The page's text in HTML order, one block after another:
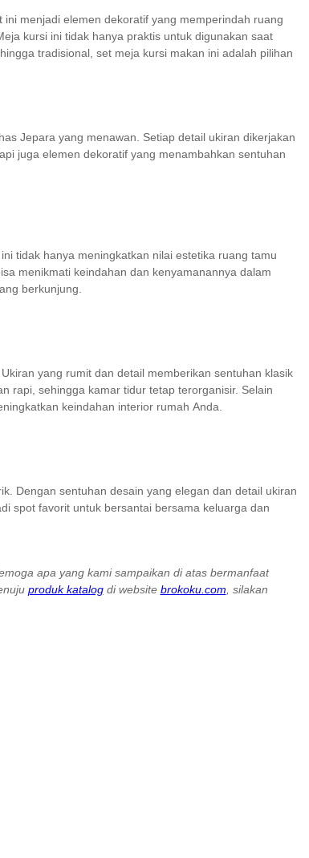
menjadi elemen dekoratif yang memperindah ruang
kursi ini tidak hanya praktis untuk digunakan saat
tradisional, set meja kursi makan ini adalah pilihan
Jepara yang menawan. Setiap detail ukiran dikerjakan
juga elemen dekoratif yang menambahkan sentuhan
tidak hanya meningkatkan nilai estetika ruang tamu
menikmati keindahan dan kenyamanannya dalam
berkunjung.
yang rumit dan detail memberikan sentuhan klasik
rapi, sehingga kamar tidur tetap terorganisir. Selain
keindahan interior rumah Anda.
Dengan sentuhan desain yang elegan dan detail ukiran
spot favorit untuk bersantai bersama keluarga dan
apa yang kami sampaikan di atas bermanfaat
produk katalogdi website brokoku.com , silakan